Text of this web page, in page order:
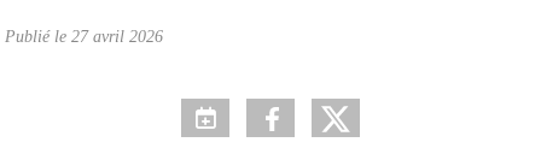
Publié le 27 avril 2026